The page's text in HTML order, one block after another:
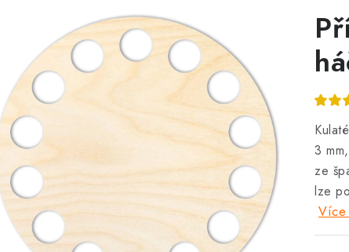
3
ze
lze
Více